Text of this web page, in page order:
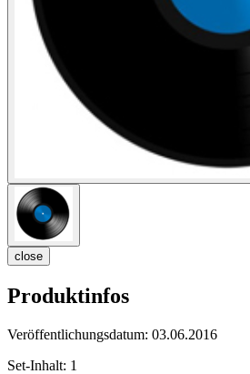
close
Produktinfos
Veröffentlichungsdatum: 03.06.2016
Set-Inhalt: 1